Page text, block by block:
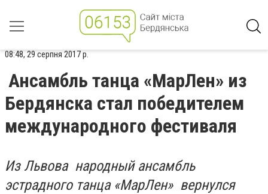
08:48, 29 серпня 2017 р.
Ансамбль танца «МарЛен» из
Бердянска стал победителем
международного фестиваля
Из Львова народный ансамбль
эстрадного танца «МарЛен» вернулся